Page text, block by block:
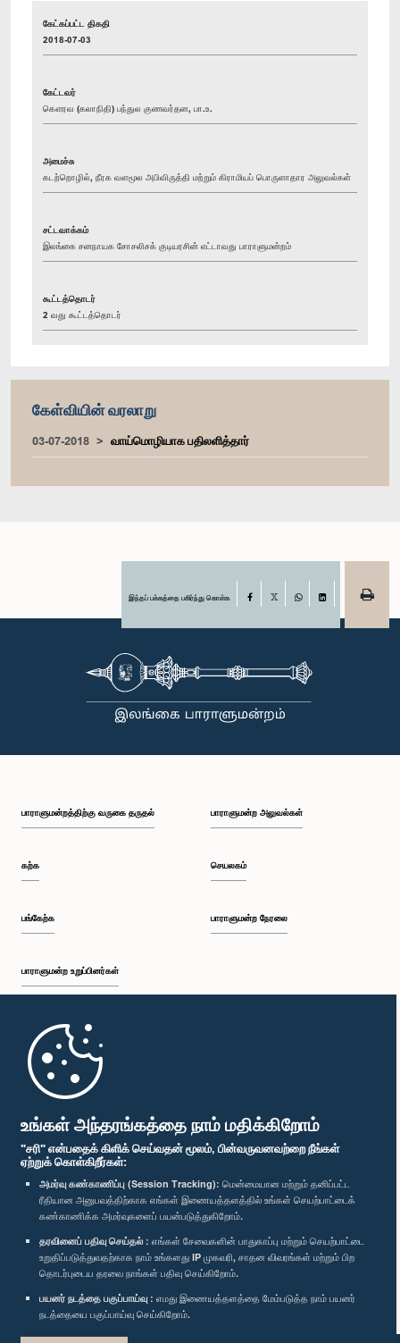
உங்கள் அந்தரங்கத்தை நாம் மதிக்கிறோம்
"சரி" என்பதைக் கிளிக் செய்வதன் மூலம், பின்வருவனவற்றை நீங்கள்
ஏற்றுக் கொள்கிறீர்கள்:
அமர்வு கண்காணிப்பு (Session Tracking): மென்மையான மற்றும் தனிப்பட்ட
ரீதியான அனுபவத்திற்காக எங்கள் இணையத்தளத்தில் உங்கள் செயற்பாட்டைக்
கண்காணிக்க அமர்வுகளைப் பயன்படுத்துகிறோம்.
தரவினைப் பதிவு செய்தல் : எங்கள் சேவைகளின் பாதுகாப்பு மற்றும் செயற்பாட்டை
உறுதிப்படுத்துவதற்காக நாம் உங்களது IP முகவரி, சாதன விவரங்கள் மற்றும் பிற
தொடர்புடைய தரவை நாங்கள் பதிவு செய்கிறோம்.
பயனர் நடத்தை பகுப்பாய்வு : எமது இணையத்தளத்தை மேம்படுத்த நாம் பயனர்
நடத்தையை பகுப்பாய்வு செய்கிறோம்.
கேட்கப்பட்ட திகதி
2018-07-03
கேட்டவர்
கௌரவ (கலாநிதி) பந்துல குணவர்தன, பா.உ.
அமைச்சு
கடற்றொழில், நீரக வளமூல அபிவிருத்தி மற்றும் கிராமியப் பொருளாதார அலுவல்கள்
சட்டவாக்கம்
இலங்கை சனநாயக சோசலிசக் குடியரசின் எட்டாவது பாராளுமன்றம்
கூட்டத்தொடர்
2 வது கூட்டத்தொடர்
கேள்வியின் வரலாறு
03-07-2018 வாய்மொழியாக பதிலளித்தார்
இந்தப் பக்கத்தை பகிர்ந்து கொள்க Facebook
பாராளுமன்றத்திற்கு வருகை தருதல்
கற்க
பங்கேற்க
பாராளுமன்ற உறுப்பினர்கள்
முதற்பக்கம்
பாராளுமன்ற அலுவல்கள்
செயலகம்
பாராளுமன்ற நேரலை
பாராளுமன்ற கையடக்க செயலி
எம்மை பின்தொடர்க :
விருதுகள்
தனியுரிமைக் கொள்கை